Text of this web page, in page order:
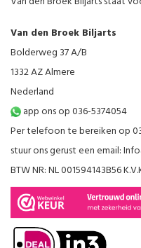
Van den Broek Biljarts
Bolderweg 37 A/B
1332 AZ Almere
Nederland
app ons op 036-5374054
Per telefoon te bereiken op
stuur ons gerust een email:
BTW NR: NL 001594143B56